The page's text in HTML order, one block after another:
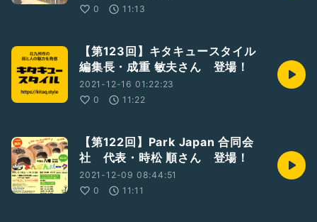
0
11:13
【第123回】キタキュースタイル
編集長・成重 敏夫さん 登場！
2021-12-16 01:22:23
0
11:22
【第122回】Park Japan 合同会
社 代表・時松 順さん 登場！
2021-12-09 08:44:51
0
11:11